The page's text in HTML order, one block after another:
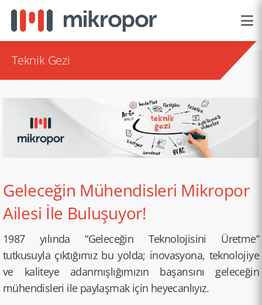
Teknik Gezi
Geleceğin Mühendisleri Mikropor
Ailesi İle Buluşuyor!
1987 yılında “Geleceğin Teknoloj­isini Üretme”
tutkusuyla çıktığımız bu yolda; inovasyona, teknoloj­iye
ve kaliteye adanmışl­ığımızın başarısını geleceğin
mühendis­leri ile paylaşmak için heyecanl­ıyız.